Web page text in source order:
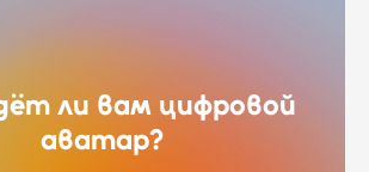
ли вам цифровой
аватар?